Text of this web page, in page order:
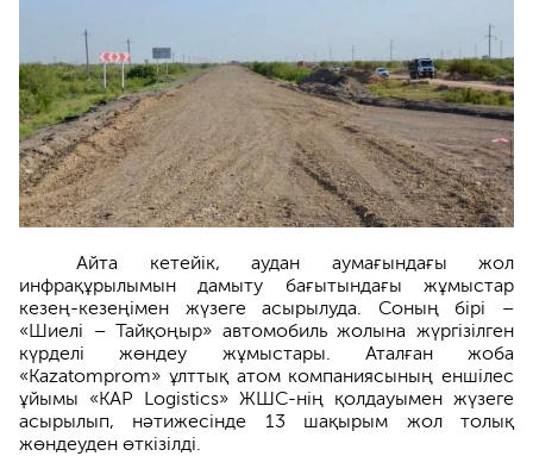
Айта кетейік, аудан аумағындағы жол
инфрақұрылымын дамыту бағытындағы жұмыстар
кезең-кезеңімен жүзеге асырылуда. Соның бірі –
«Шиелі – Тайқоңыр» автомобиль жолына жүргізілген
күрделі жөндеу жұмыстары. Аталған жоба
«Kazatomprom» ұлттық атом компаниясының еншілес
ұйымы «KAP Logistics» ЖШС-нің қолдауымен жүзеге
асырылып, нәтижесінде 13 шақырым жол толық
жөндеуден өткізілді.